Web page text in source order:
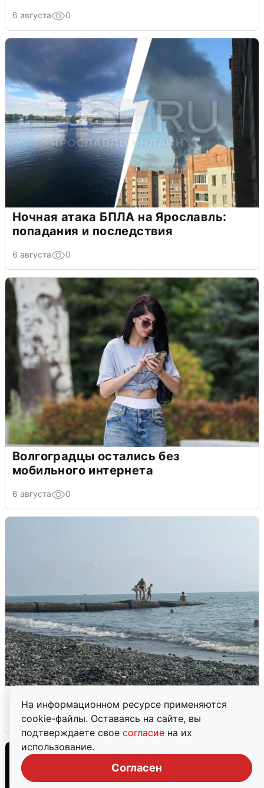
На информационном ресурсе применяются
cookie-файлы. Оставаясь на сайте, вы
подтверждаете свое согласие на их
использование.
Согласен
6 августа 0
Ночная атака БПЛА на Ярославль:
попадания и последствия
6 августа 0
Волгоградцы остались без
мобильного интернета
6 августа 0
6 августа 0